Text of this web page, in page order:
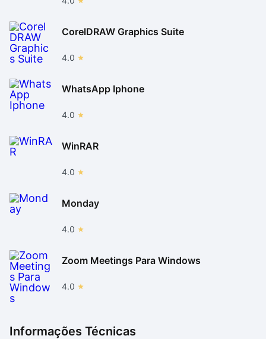
CorelDRAW Graphics Suite
4.0
WhatsApp Iphone
4.0
WinRAR
4.0
Monday
4.0
Zoom Meetings Para Windows
4.0
Informações Técnicas